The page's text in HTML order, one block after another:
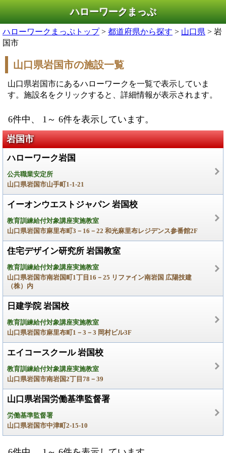
ハローワークまっぷ
ハローワークまっぷトップ> 都道府県から探す > 山口県 > 岩
国市
山口県岩国市の施設一覧
山口県岩国市にあるハローワークを一覧で表示していま
す。施設名をクリックすると、詳細情報が表示されます。
6件中、 1～ 6件を表示しています。
岩国市
ハローワーク岩国
公共職業安定所
山口県岩国市山手町1-1-21
イーオンウエストジャパン 岩国校
教育訓練給付対象講座実施教室
山口県岩国市麻里布町3－16－22 和光麻里布レジデンス参番館2F
住宅デザイン研究所 岩国教室
教育訓練給付対象講座実施教室
山口県岩国市南岩国町1丁目16－25 リファイン南岩国 広陽技建
（株）内
日建学院 岩国校
教育訓練給付対象講座実施教室
山口県岩国市麻里布町1－3－3 岡村ビル3F
エイコースクール 岩国校
教育訓練給付対象講座実施教室
山口県岩国市南岩国2丁目78－39
山口県岩国労働基準監督署
労働基準監督署
山口県岩国市中津町2-15-10